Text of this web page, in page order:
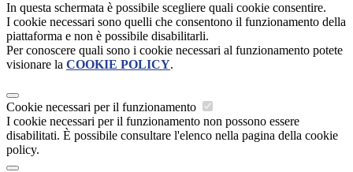
In questa schermata è possibile scegliere quali cookie consentire.
I cookie necessari sono quelli che consentono il funzionamento della
piattaforma e non è possibile disabilitarli.
Per conoscere quali sono i cookie necessari al funzionamento potete
visionare la COOKIE POLICY.
Cookie necessari per il funzionamento
I cookie necessari per il funzionamento non possono essere
disabilitati. È possibile consultare l'elenco nella pagina della cookie
policy.